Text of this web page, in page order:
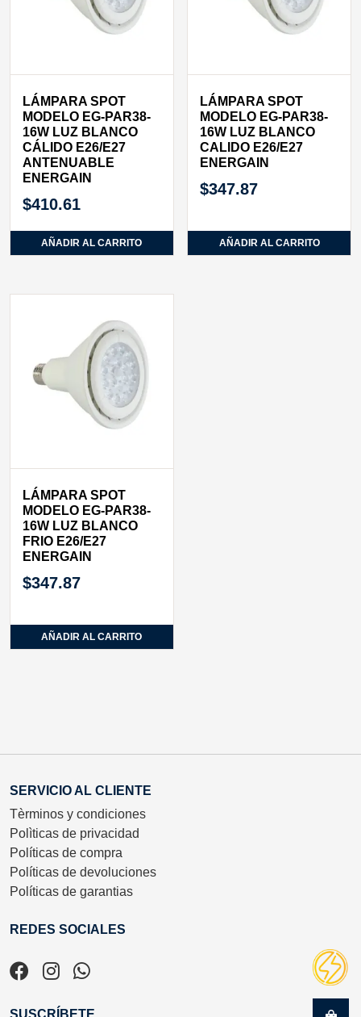
LÁMPARA SPOT
MODELO EG-PAR38-
16W LUZ BLANCO
CÁLIDO E26/E27
ANTENUABLE
ENERGAIN
$410.61
AÑADIR AL CARRITO
LÁMPARA SPOT
MODELO EG-PAR38-
16W LUZ BLANCO
CALIDO E26/E27
ENERGAIN
$347.87
AÑADIR AL CARRITO
LÁMPARA SPOT
MODELO EG-PAR38-
16W LUZ BLANCO
FRIO E26/E27
ENERGAIN
$347.87
AÑADIR AL CARRITO
SERVICIO AL CLIENTE
Tèrminos y condiciones
Polìticas de privacidad
Políticas de compra
Políticas de devoluciones
Políticas de garantias
REDES SOCIALES